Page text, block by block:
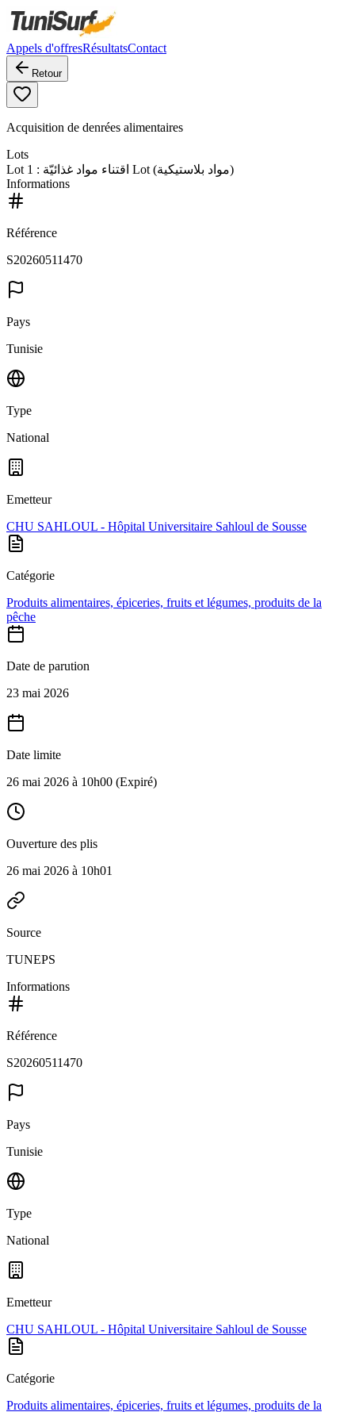
Appels d'offresRésultatsContact
Retour
Acquisition de denrées alimentaires
Lots
Lot 1
: اقتناء مواد غذائيّة Lot (مواد بلاستيكية)
Informations
Référence
S20260511470
Pays
Tunisie
Type
National
Emetteur
CHU SAHLOUL - Hôpital Universitaire Sahloul de Sousse
Catégorie
Produits alimentaires, épiceries, fruits et légumes, produits de la
pêche
Date de parution
23 mai 2026
Date limite
26 mai 2026 à 10h00 (Expiré)
Ouverture des plis
26 mai 2026 à 10h01
Source
TUNEPS
Informations
Référence
S20260511470
Pays
Tunisie
Type
National
Emetteur
CHU SAHLOUL - Hôpital Universitaire Sahloul de Sousse
Catégorie
Produits alimentaires, épiceries, fruits et légumes, produits de la